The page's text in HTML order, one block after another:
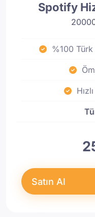
Spotify
%100
Satın Al